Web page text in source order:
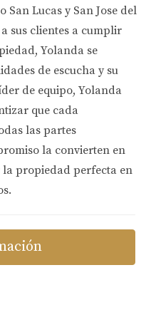
interiores y
mejora la estética sino
de daños.
cada 5-7 años y
inmediato.
anual ayuda a
óptimas,
y alargando la
profesional de
cámaras, mejora la
San Lucas y San Jose del
sus clientes a cumplir
Yolanda se
de escucha y su
de equipo, Yolanda
que cada
las partes
la convierten en
propiedad perfecta en